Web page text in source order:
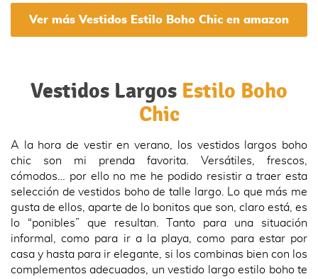
Ver más Vestidos Estilo Boho Chic en amazon
Vestidos Largos Estilo Boho
Chic
A la hora de vestir en verano, los vestidos largos boho
chic son mi prenda favorita. Versátiles, frescos,
cómodos… por ello no me he podido resistir a traer esta
selección de vestidos boho de talle largo. Lo que más me
gusta de ellos, aparte de lo bonitos que son, claro está, es
lo “ponibles” que resultan. Tanto para una situación
informal, como para ir a la playa, como para estar por
casa y hasta para ir elegante, si los combinas bien con los
complementos adecuados, un vestido largo estilo boho te